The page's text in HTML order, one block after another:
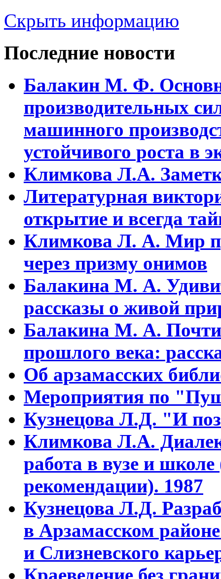
Скрыть информацию
Последние новости
Балакин М. Ф.
пpоизводительных
машинного
устойчивого pоста в
Климкова Л.А.
Литературная
открытие и всегда
Климкова Л. А. Мир
через призму онимов
Балакина М. А.
рассказы о живой
Балакина М. А. Почти
прошлого века:
Об арзамасских
Мероприятия по
Кузнецова Л.Д. "И
Климкова Л.А.
работа в вузе и
рекомендации). 1987
Кузнецова Л.Д.
в Арзамасском
и Слизневского
Краеведение без